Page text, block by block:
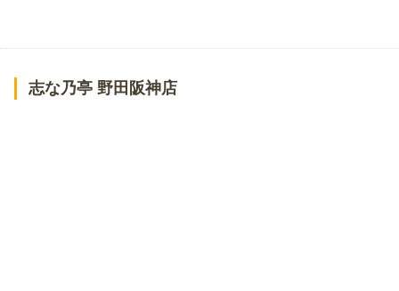
志な乃亭 野田阪神店